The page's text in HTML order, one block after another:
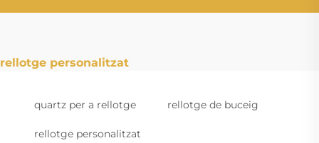
rellotge personalitzat
quartz per a rellotge rellotge de buceig
rellotge personalitzat